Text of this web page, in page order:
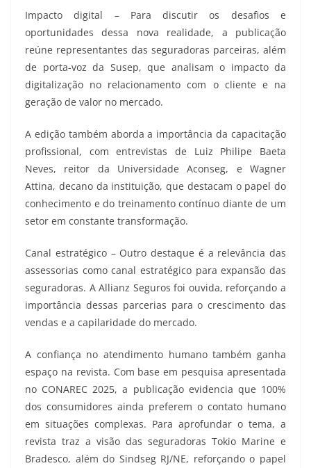
Impacto digital – Para discutir os desafios e
oportunidades dessa nova realidade, a publicação
reúne representantes das seguradoras parceiras, além
de porta-voz da Susep, que analisam o impacto da
digitalização no relacionamento com o cliente e na
geração de valor no mercado.
A edição também aborda a importância da capacitação
profissional, com entrevistas de Luiz Philipe Baeta
Neves, reitor da Universidade Aconseg, e Wagner
Attina, decano da instituição, que destacam o papel do
conhecimento e do treinamento contínuo diante de um
setor em constante transformação.
Canal estratégico – Outro destaque é a relevância das
assessorias como canal estratégico para expansão das
seguradoras. A Allianz Seguros foi ouvida, reforçando a
importância dessas parcerias para o crescimento das
vendas e a capilaridade do mercado.
A confiança no atendimento humano também ganha
espaço na revista. Com base em pesquisa apresentada
no CONAREC 2025, a publicação evidencia que 100%
dos consumidores ainda preferem o contato humano
em situações complexas. Para aprofundar o tema, a
revista traz a visão das seguradoras Tokio Marine e
Bradesco, além do Sindseg RJ/NE, reforçando o papel